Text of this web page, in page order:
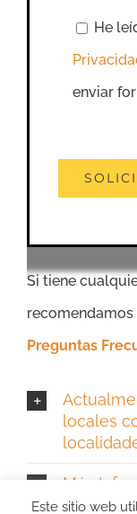
He
enviar
Si tiene
Preguntas
locales
Más
Local
Este sitio web